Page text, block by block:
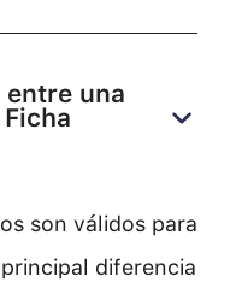
entre una
son válidos para
diferencia